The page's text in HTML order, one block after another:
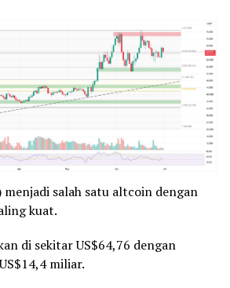
salah satu altcoin dengan
kuat.
di sekitar US$64,76 dengan
miliar.